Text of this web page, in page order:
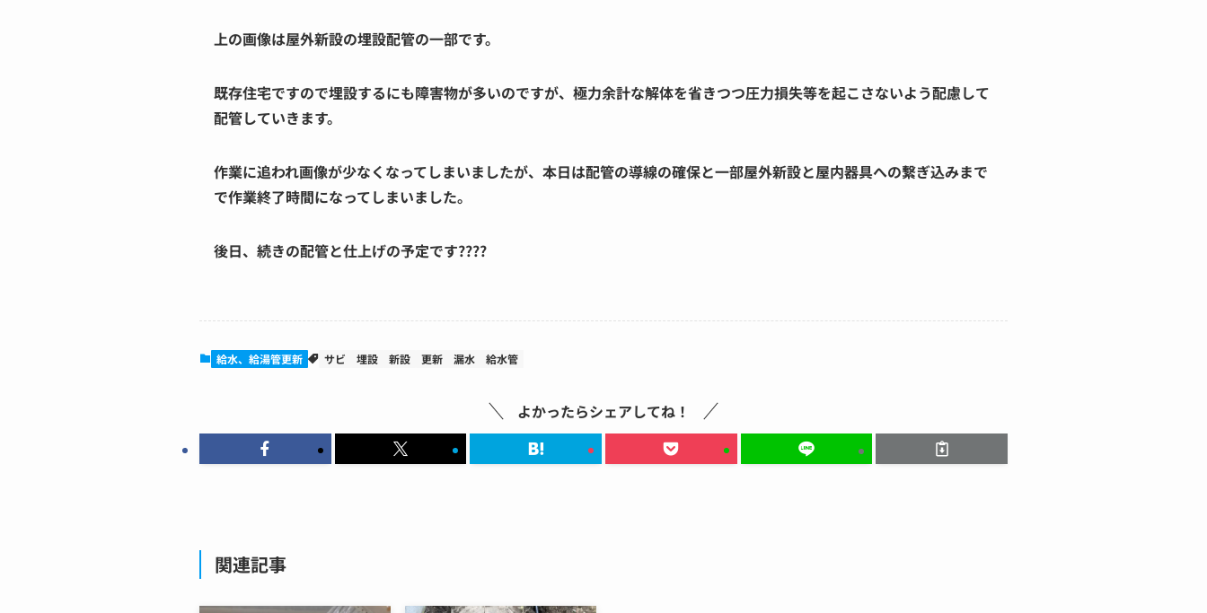
上の画像は屋外新設の埋設配管の一部です。
既存住宅ですので埋設するにも障害物が多いのですが、極力余計な解体を省きつつ圧力損失等を起こさないよう配慮して
配管していきます。
作業に追われ画像が少なくなってしまいましたが、本日は配管の導線の確保と一部屋外新設と屋内器具への繋ぎ込みまで
で作業終了時間になってしまいました。
後日、続きの配管と仕上げの予定です????
給水、給湯管更新 サビ 埋設 新設 更新 漏水 給水管
よかったらシェアしてね！
関連記事